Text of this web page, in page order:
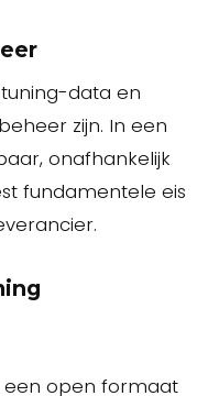
data en
zijn. In een
onafhankelijk
fundamentele eis
open formaat